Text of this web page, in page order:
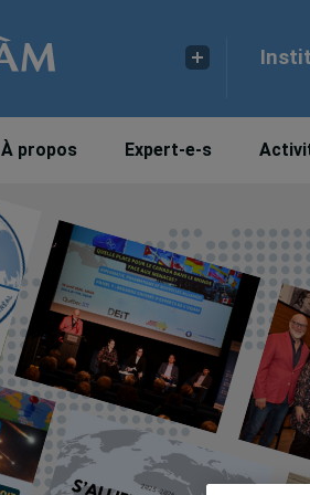
À propos Expert-e-s